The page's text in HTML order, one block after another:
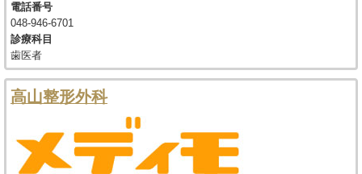
電話番号
048-946-6701
診療科目
歯医者
高山整形外科